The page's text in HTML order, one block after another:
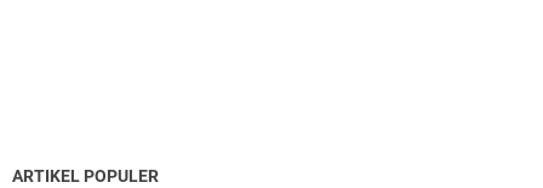
ARTIKEL POPULER